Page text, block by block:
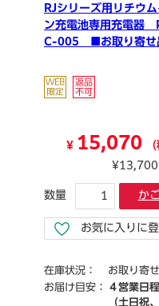
RJシリーズ用リチウ
ン充電池専用充電器
C-005 ■お取り寄せ
¥ 15,070
数量 か
お気に入りに
在庫状況：
お取り寄せ
お届け目安：
４営業日
（土日祝